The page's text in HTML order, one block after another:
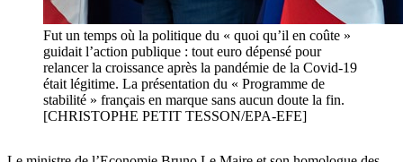
Fut un temps où la politique du « quoi qu’il en coûte »
guidait l’action publique : tout euro dépensé pour
relancer la croissance après la pandémie de la Covid-19
était légitime. La présentation du « Programme de
stabilité » français en marque sans aucun doute la fin.
[CHRISTOPHE PETIT TESSON/EPA-EFE]